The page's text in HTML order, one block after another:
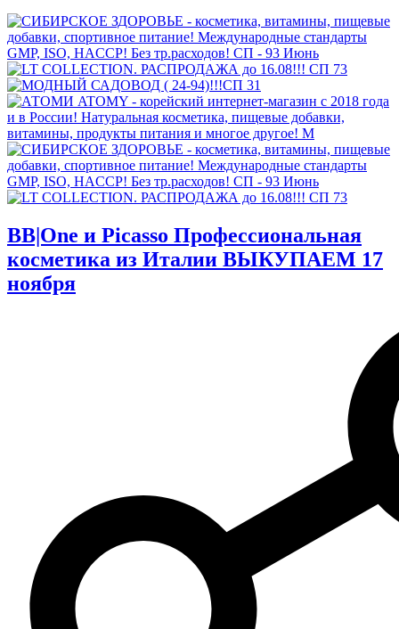
BB|One и Picasso Профессиональная
косметика из Италии ВЫКУПАЕМ 17
ноября